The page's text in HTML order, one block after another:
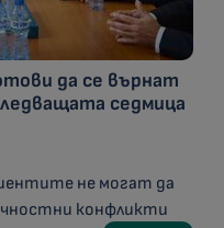
да се върнат
седмица
не могат да
конфликти